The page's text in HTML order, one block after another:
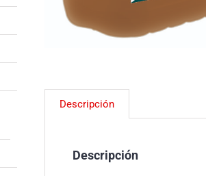
Descripción
Descripción